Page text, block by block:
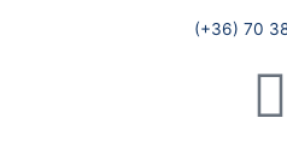
(+36) 70